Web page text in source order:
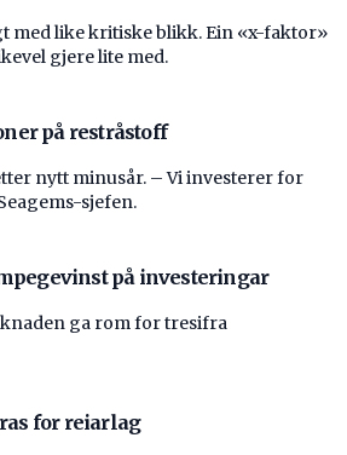
med like kritiske blikk. Ein «x-faktor»
gjere lite med.
på restråstoff
nytt minusår. – Vi investerer for
sjefen.
på investeringar
ga rom for tresifra
for reiarlag